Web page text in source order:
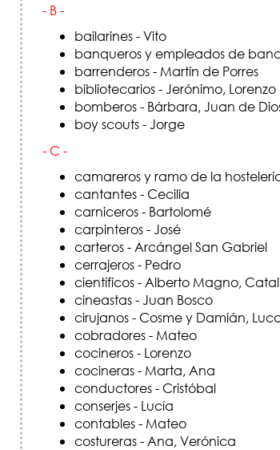
- B -
bailarines - Vito
banqueros y empleados de
barrenderos - Martín de Porres
bibliotecarios - Jerónimo, Lorenzo
bomberos - Bárbara, Juan de
boy scouts - Jorge
- C -
camareros y ramo de la
cantantes - Cecilia
carniceros - Bartolomé
carpinteros - José
carteros - Arcángel San Gabriel
cerrajeros - Pedro
científicos - Alberto Magno,
cineastas - Juan Bosco
cirujanos - Cosme y Damián,
cobradores - Mateo
cocineros - Lorenzo
cocineras - Marta, Ana
conductores - Cristóbal
conserjes - Lucía
contables - Mateo
costureras - Ana, Verónica